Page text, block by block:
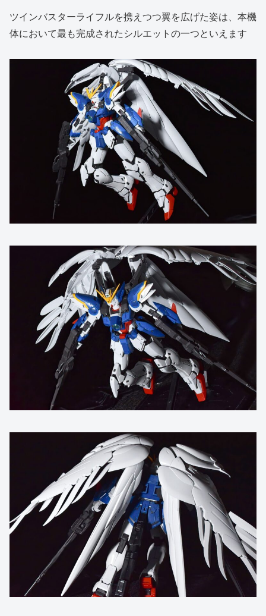
ツインバスターライフルを携えつつ翼を広げた姿は、本機
体において最も完成されたシルエットの一つといえます